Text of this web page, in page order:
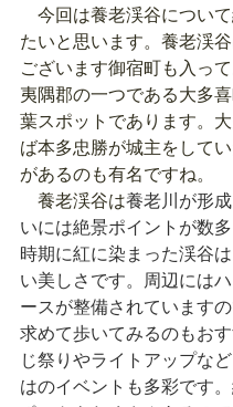
今回は養老渓谷につい
たいと思います。養老渓
ございます御宿町も入って
夷隅郡の一つである大多
葉スポットであります。
ば本多忠勝が城主をして
があるのも有名ですね。
養老渓谷は養老川が形
いには絶景ポイントが数
時期に紅に染まった渓谷
い美しさです。周辺には
ースが整備されています
求めて歩いてみるのもお
じ祭りやライトアップな
はのイベントも多彩です